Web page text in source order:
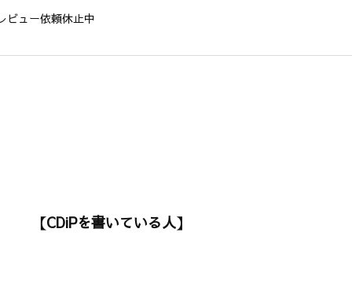
ビュー依頼休止中
【CDiPを書いている人】